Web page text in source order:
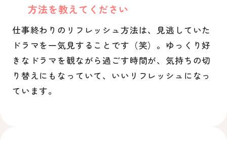
方法を教えてください
仕事終わりのリフレッシュ方法は、見逃していた
ドラマを一気見することです（笑）。ゆっくり好
きなドラマを観ながら過ごす時間が、気持ちの切
り替えにもなっていて、いいリフレッシュになっ
ています。